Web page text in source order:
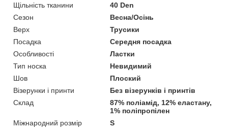
Щільність тканини
40 Den
Сезон
Весна/Осінь
Верх
Трусики
Посадка
Середня посадка
Особливості
Ластки
Тип носка
Невидимий
Шов
Плоский
Візерунки і принти
Без візерунків і принтів
Склад
87% поліамід, 12% еластану,
1% поліпропілен
Міжнародний розмір
S